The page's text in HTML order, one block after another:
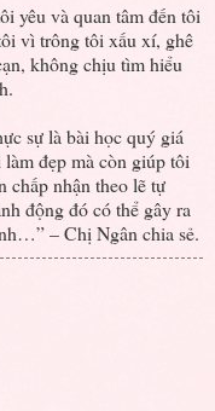
yêu và quan tâm đến tôi
vì trông tôi xấu xí, ghê
không chịu tìm hiểu
sự là bài học quý giá
đẹp mà còn giúp tôi
chấp nhận theo lẽ tự
động đó có thể gây ra
– Chị Ngân chia sẻ.